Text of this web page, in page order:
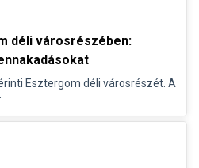
déli városrészében:
Esztergom déli városrészét. A